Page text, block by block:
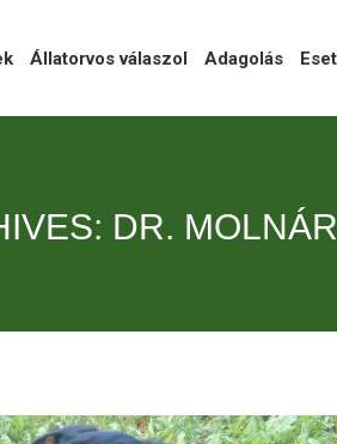
Állatorvos válaszol Adagolás
DR.